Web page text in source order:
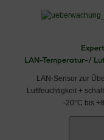
LAN-Temperatur-/
LAN-Sensor zur
Luftfeuchtigkeit +
-20°C bis